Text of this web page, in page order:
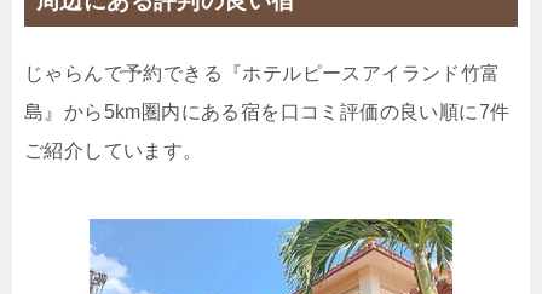
ツイン 🍴朝食 IN15:00- OUT -11:00 禁煙ルーム
【禁煙】ツインルーム約26平米
じゃらんで予約できる『ホテルピースアイランド竹富
島』から5km圏内にある宿を口コミ評価の良い順に7件
ご紹介しています。